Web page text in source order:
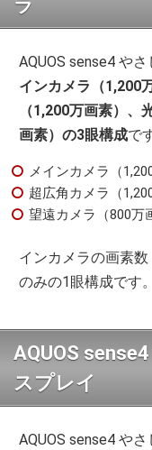
ラ
AQUOS sense4 や
インカメラ（1,200
（1,200万画素）
画素）の3眼構成で
メインカメラ（
超広角カメラ（
望遠カメラ（800万
インカメラの画素数
のみの1眼構成です。
AQUOS
スプレイ
AQUOS sense4 や